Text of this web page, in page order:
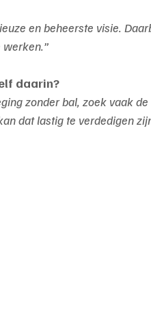
en beheerste visie.
daarin?
zonder bal, zoek vaak de
dat lastig te verdedigen